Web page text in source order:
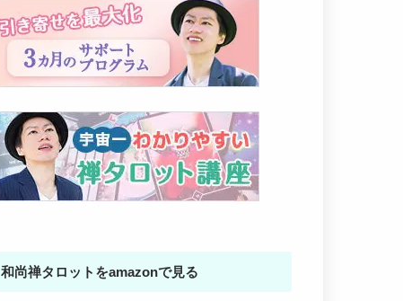
和尚禅タロットをamazonで見る